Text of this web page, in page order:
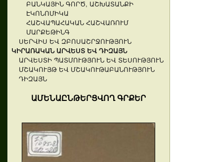
ԲԱՆԿԱՅԻՆ ԳՈՐԾ, ԱՇԽԱՏԱՆՔԻ
ԷԿՈՆՈՄԻԿԱ
ՀԱՇՎԱՊԱՀԱԿԱՆ ՀԱՇՎԱՌՈՒՄ
ՄԱՐՔԵԹԻՆԳ
ՍԵՐՎԻՍ ԵՎ ԶԲՈՍԱՇՐՋՈՒԹՅՈՒՆ
ԿԻՐԱՌԱԿԱՆ ԱՐՎԵՍՏ ԵՎ ԴԻԶԱՅՆ
ԱՐՎԵՍՏԻ ՊԱՏՄՈՒԹՅՈՒՆ ԵՎ ՏԵՍՈՒԹՅՈՒՆ
ՄՇԱԿՈՒՅԹ ԵՎ ՄՇԱԿՈՒԹԱԲԱՆՈՒԹՅՈՒՆ
ԴԻԶԱՅՆ
ԱՄԵՆԱԸՆԹԵՐՑՎՈՂ ԳՐՔԵՐ